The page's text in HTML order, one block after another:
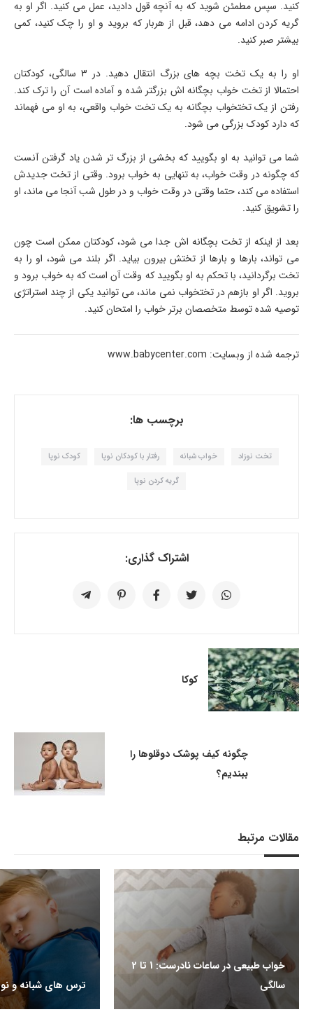
کنید. سپس مطمئن شوید که به آنچه قول دادید، عمل می کنید. اگر او به
گریه کردن ادامه می دهد، قبل از هربار که بروید و او را چک کنید، کمی
بیشتر صبر کنید.
او را به یک تخت بچه های بزرگ انتقال دهید. در 3 سالگی، کودکتان
احتمالا از تخت خواب بچگانه اش بزرگتر شده و آماده است آن را ترک کند.
رفتن از یک تختخواب بچگانه به یک تخت خواب واقعی، به او می فهماند
که دارد کودک بزرگی می شود.
شما می توانید به او بگویید که بخشی از بزرگ تر شدن یاد گرفتن آنست
که چگونه در وقت خواب، به تنهایی به خواب برود. وقتی از تخت جدیدش
استفاده می کند، حتما وقتی در وقت خواب و در طول شب آنجا می ماند، او
را تشویق کنید.
بعد از اینکه از تخت بچگانه اش جدا می شود، کودکتان ممکن است چون
می تواند، بارها و بارها از تختش بیرون بیاید. اگر بلند می شود، او را به
تخت برگردانید، با تحکم به او بگویید که وقت آن است که به خواب برود و
بروید. اگر او بازهم در تختخواب نمی ماند، می توانید یکی از چند استراتژی
توصیه شده توسط متخصصان برتر خواب را امتحان کنید.
ترجمه شده از وبسایت: www.babycenter.com
برچسب ها:
تخت نوزاد خواب شبانه رفتار با کودکان نوپا کودک نوپا
گریه کردن نوپا
اشتراک گذاری:
کوکا
چگونه کیف پوشک دوقلوها را
ببندیم؟
مقالات مرتبط
خواب طبیعی در ساعات نادرست: 1 تا 2
سالگی
ترس های شبانه و